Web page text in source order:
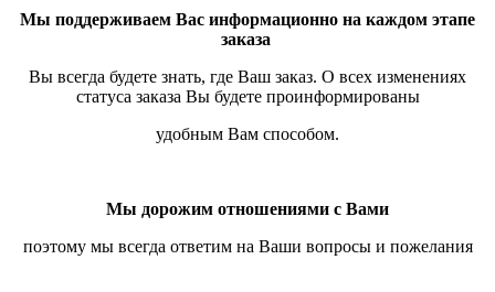
Мы поддерживаем Вас информационно на каждом этапе
заказа
Вы всегда будете знать, где Ваш заказ. О всех изменениях
статуса заказа Вы будете проинформированы
удобным Вам способом.
Мы дорожим отношениями с Вами
поэтому мы всегда ответим на Ваши вопросы и пожелания